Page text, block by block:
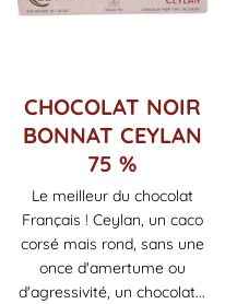
CHOCOLAT NOIR
BONNAT CEYLAN
75 %
Le meilleur du chocolat
Français ! Ceylan, un caco
corsé mais rond, sans une
once d'amertume ou
d'agressivité, un chocolat...